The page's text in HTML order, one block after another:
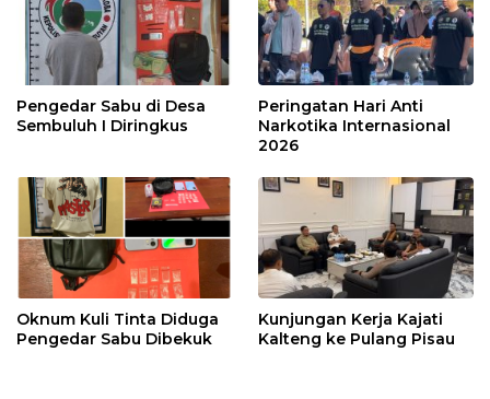
Pengedar Sabu di Desa
Sembuluh I Diringkus
Peringatan Hari Anti
Narkotika Internasional
2026
Oknum Kuli Tinta Diduga
Pengedar Sabu Dibekuk
Kunjungan Kerja Kajati
Kalteng ke Pulang Pisau